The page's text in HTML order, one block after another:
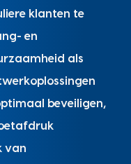
klanten te
en
als
beveiligen,
van